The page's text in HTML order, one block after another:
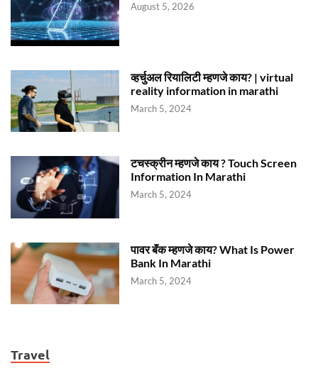
August 5, 2026
व्हर्चुअल रियालिटी म्हणजे काय? | virtual
reality information in marathi
March 5, 2024
टचस्क्रीन म्हणजे काय ? Touch Screen
Information In Marathi
March 5, 2024
पावर बॅंक म्हणजे काय? What Is Power
Bank In Marathi
March 5, 2024
Travel